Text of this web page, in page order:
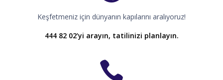
Keşfetmeniz için dünyanın kapılarını aralıyoruz!
444 82 02’yi arayın, tatilinizi planlayın.